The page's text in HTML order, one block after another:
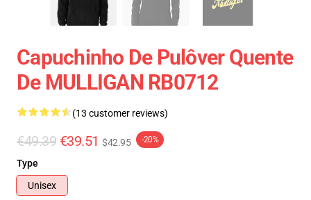
Capuchinho De Pulôver Quente
De MULLIGAN RB0712
(13 customer reviews)
€49.39 €39.51 $42.95 -20%
Type
Unisex